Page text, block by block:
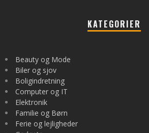
KATEGORIER
Beauty og Mode
Biler og sjov
Boligindretning
Computer og IT
Elektronik
Familie og Børn
Ferie og lejligheder